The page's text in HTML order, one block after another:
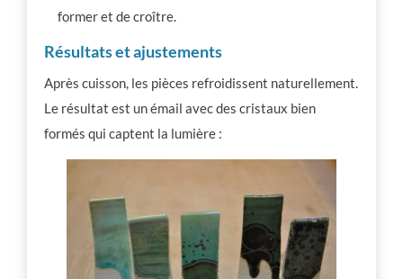
former et de croître.
Résultats et ajustements
Après cuisson, les pièces refroidissent naturellement.
Le résultat est un émail avec des cristaux bien
formés qui captent la lumière :